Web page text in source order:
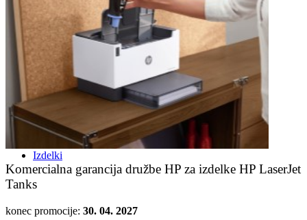
Izdelki
Komercialna garancija družbe HP za izdelke HP LaserJet
Tanks
konec promocije: 30. 04. 2027